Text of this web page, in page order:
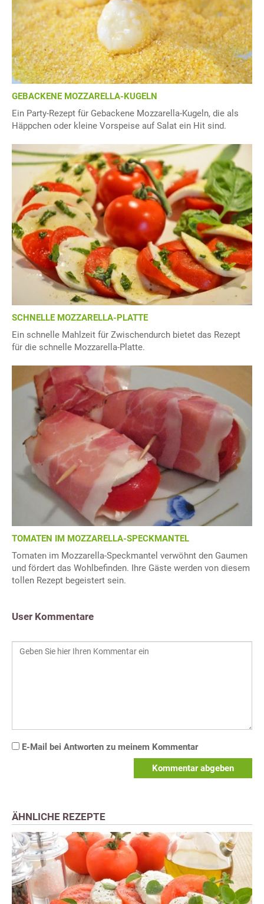
GEBACKENE MOZZARELLA-KUGELN
Ein Party-Rezept für Gebackene Mozzarella-Kugeln, die als
Häppchen oder kleine Vorspeise auf Salat ein Hit sind.
SCHNELLE MOZZARELLA-PLATTE
Ein schnelle Mahlzeit für Zwischendurch bietet das Rezept
für die schnelle Mozzarella-Platte.
TOMATEN IM MOZZARELLA-SPECKMANTEL
Tomaten im Mozzarella-Speckmantel verwöhnt den Gaumen
und fördert das Wohlbefinden. Ihre Gäste werden von diesem
tollen Rezept begeistert sein.
User Kommentare
E-Mail bei Antworten zu meinem Kommentar
Kommentar abgeben
ÄHNLICHE REZEPTE